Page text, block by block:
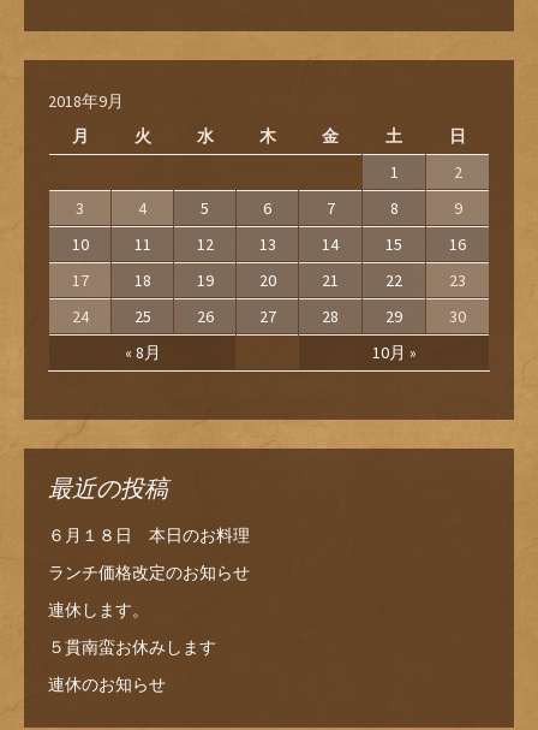
2018年9月
月
火 水 木 金 土 日
« 8月 10月 »
1
2
3
4 5 6 7 8
9
10
11 12 13 14 15
16
17
18 19 20 21 22
23
24
25 26 27 28 29 30
最近の投稿
６月１８日 本日のお料理
ランチ価格改定のお知らせ
連休します。
５貫南蛮お休みします
連休のお知らせ